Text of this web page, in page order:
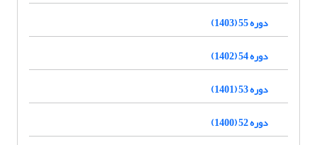
دوره 55 (1403)
دوره 54 (1402)
دوره 53 (1401)
دوره 52 (1400)